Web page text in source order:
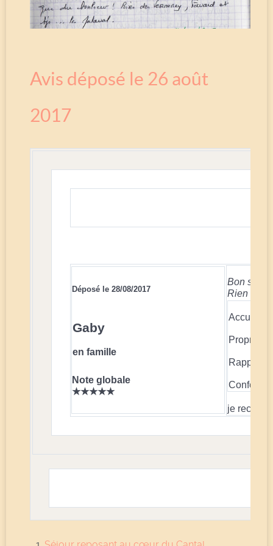
Avis déposé le 26 août
2017
Déposé le 28/08/2017
Gaby
en famille
Note globale
★★★★★
Bon
Rien à
Accueil
Propreté
Rapport
Confort
je